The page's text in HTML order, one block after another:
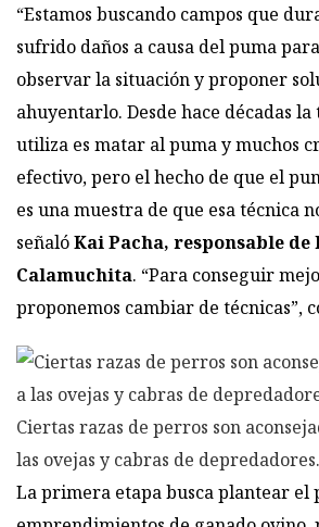
“Estamos buscando campos que
sufrido daños a causa del puma
observar la situación y proponer
ahuyentarlo. Desde hace décadas la
utiliza es matar al puma y muchos
efectivo, pero el hecho de que el
es una muestra de que esa técnica
señalóKai Pacha, responsable de
Calamuchita. “Para conseguir
proponemos cambiar de técnicas”,
Ciertas razas de perros son
las ovejas y cabras de
La primera etapa busca plantear el